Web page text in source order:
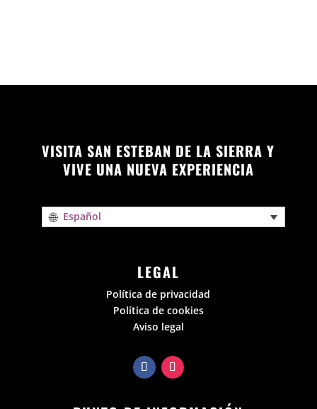
VISITA SAN ESTEBAN DE LA SIERRA Y
VIVE UNA NUEVA EXPERIENCIA
Español
LEGAL
Política de privacidad
Política de cookies
Aviso legal